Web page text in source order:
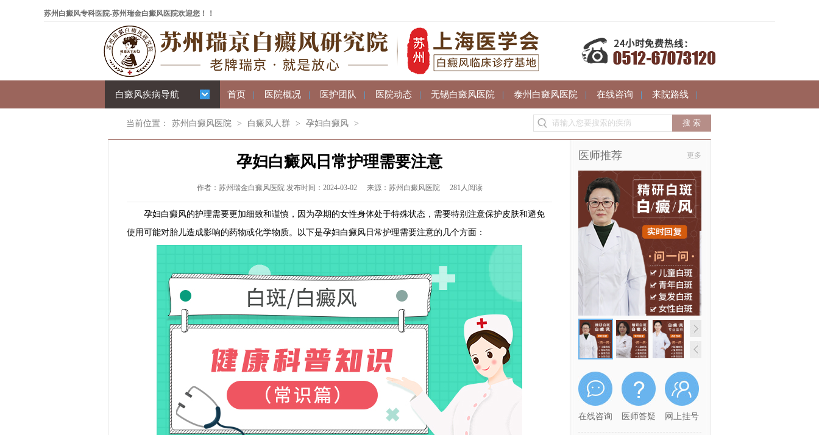
苏州白癜风专科医院-苏州瑞金白癜风医院欢迎您！！
白癜风疾病导航 首页 | 医院概况 | 医护团队 | 医院动态 | 无锡白癜风医院 | 泰州白癜风医院 | 在线咨询 | 来院路线 |
当前位置： 苏州白癜风医院 > 白癜风人群 > 孕妇白癜风 >
孕妇白癜风日常护理需要注意
作者：苏州瑞金白癜风医院 发布时间：2024-03-02 来源：苏州白癜风医院 281人阅读
孕妇白癜风的护理需要更加细致和谨慎，因为孕期的女性身体处于特殊状态，需要特别注意保护皮肤和避免
使用可能对胎儿造成影响的药物或化学物质。以下是孕妇白癜风日常护理需要注意的几个方面：
医师推荐 更多
在线咨询 医师答疑 网上挂号